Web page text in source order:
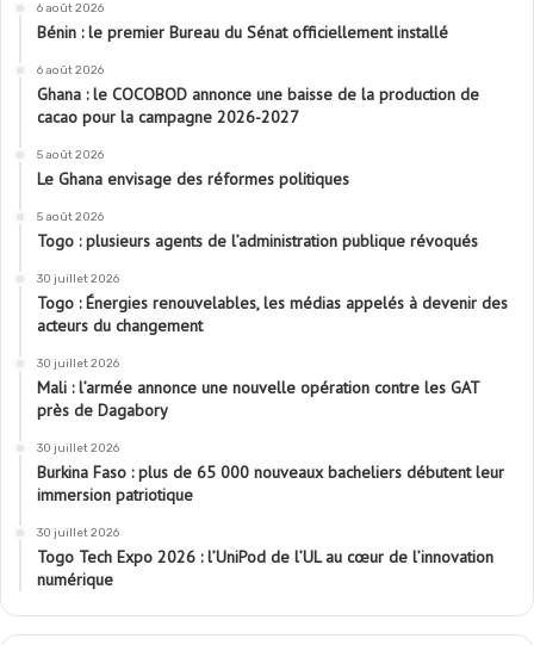
6 août 2026
Bénin : le premier Bureau du Sénat officiellement installé
6 août 2026
Ghana : le COCOBOD annonce une baisse de la production de
cacao pour la campagne 2026-2027
5 août 2026
Le Ghana envisage des réformes politiques
5 août 2026
Togo : plusieurs agents de l’administration publique révoqués
30 juillet 2026
Togo : Énergies renouvelables, les médias appelés à devenir des
acteurs du changement
30 juillet 2026
Mali : l’armée annonce une nouvelle opération contre les GAT
près de Dagabory
30 juillet 2026
Burkina Faso : plus de 65 000 nouveaux bacheliers débutent leur
immersion patriotique
30 juillet 2026
Togo Tech Expo 2026 : l’UniPod de l’UL au cœur de l’innovation
numérique